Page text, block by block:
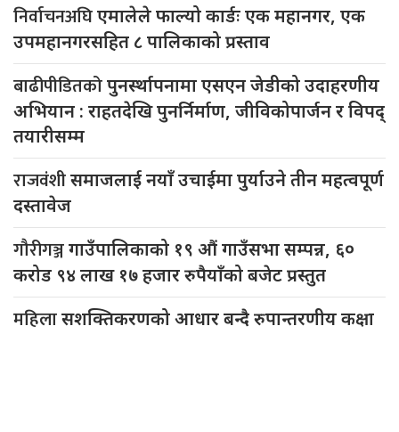
निर्वाचनअघिएमालेले फाल्यो कार्डः एक महानगर, एक
उपमहानगरसहित ८ पालिकाको प्रस्ताव
बाढीपीडितकोपुनर्स्थापनामा एसएन जेडीको उदाहरणीय
अभियान : राहतदेखि पुनर्निर्माण, जीविकोपार्जन र विपद्
तयारीसम्म
राजवंशीसमाजलाई नयाँ उचाईमा पुर्याउने तीन महत्वपूर्ण
दस्तावेज
गौरीगञ्जगाउँपालिकाको १९ औं गाउँसभा सम्पन्न, ६०
करोड ९४ लाख १७ हजार रुपैयाँको बजेट प्रस्तुत
महिलासशक्तिकरणको आधार बन्दै रुपान्तरणीय कक्षा